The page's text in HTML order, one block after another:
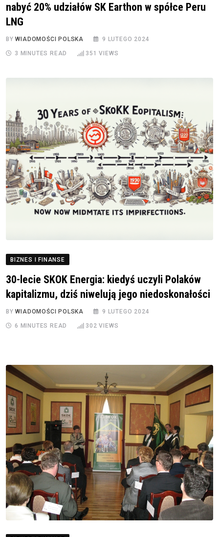
nabyć 20% udziałów SK Earthon w spółce Peru
LNG
BYWIADOMOŚCI POLSKA 9 LUTEGO 2024
3 MINUTES READ 351 VIEWS
BIZNES I FINANSE
30-lecie SKOK Energia: kiedyś uczyli Polaków
kapitalizmu, dziś niwelują jego niedoskonałości
BYWIADOMOŚCI POLSKA 9 LUTEGO 2024
6 MINUTES READ 302 VIEWS